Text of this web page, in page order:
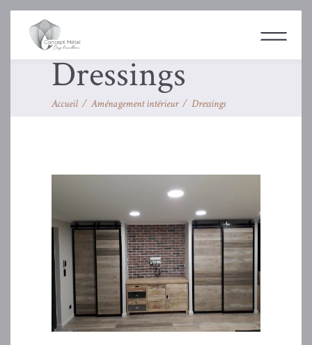
Dressings
Accueil / Aménagement intérieur/ Dressings